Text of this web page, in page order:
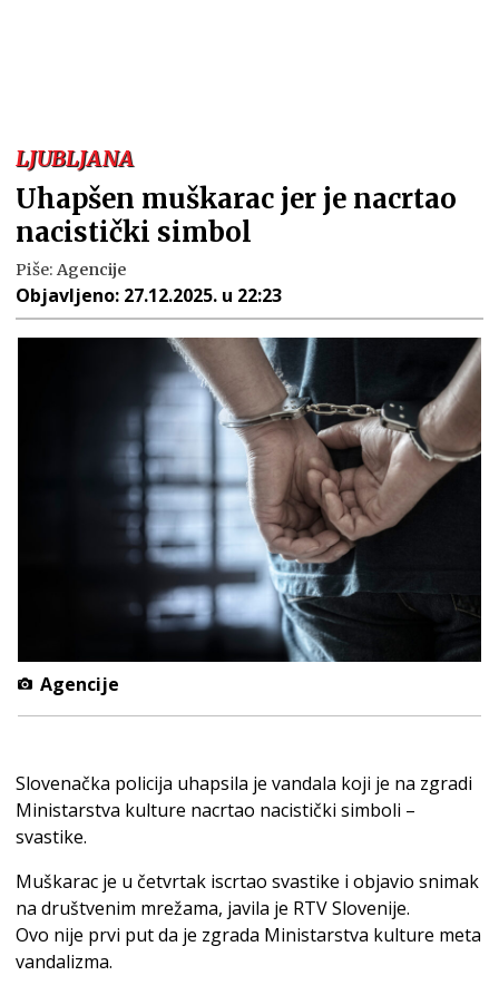
LJUBLJANA
Uhapšen muškarac jer je nacrtao
nacistički simbol
Piše: Agencije
Objavljeno: 27.12.2025. u 22:23
Agencije
Slovenačka policija uhapsila je vandala koji je na zgradi
Ministarstva kulture nacrtao nacistički simboli –
svastike.
Muškarac je u četvrtak iscrtao svastike i objavio snimak
na društvenim mrežama, javila je RTV Slovenije.
Ovo nije prvi put da je zgrada Ministarstva kulture meta
vandalizma.